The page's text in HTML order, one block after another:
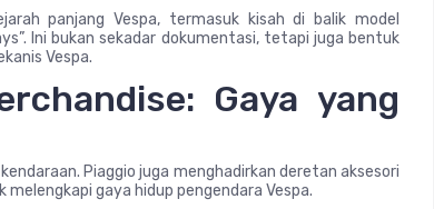
panjang Vespa, termasuk kisah di balik model
Ini bukan sekadar dokumentasi, tetapi juga bentuk
Vespa.
Gaya yang
Piaggio juga menghadirkan deretan aksesori
gaya hidup pengendara Vespa.